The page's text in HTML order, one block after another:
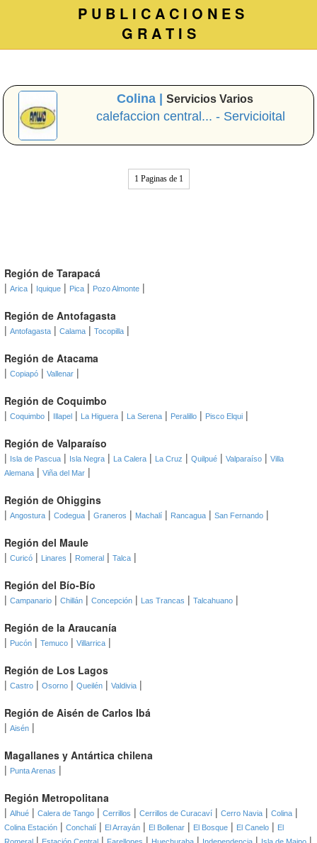
P U B L I C A C I O N E S
G R A T I S
Colina |Servicios Varios
calefaccion central... - Servicioital
1 Paginas de 1
Región de Tarapacá
| Arica | Iquique | Pica | Pozo Almonte |
Región de Antofagasta
| Antofagasta | Calama | Tocopilla |
Región de Atacama
| Copiapó | Vallenar |
Región de Coquimbo
| Coquimbo | Illapel | La Higuera | La Serena | Peralillo | Pisco Elqui |
Región de Valparaíso
|
Isla de Pascua | Isla Negra | La Calera | La Cruz | Quilpué | Valparaíso | Villa
Alemana | Viña del Mar |
Región de Ohiggins
| Angostura | Codegua | Graneros | Machalí | Rancagua | San Fernando |
Región del Maule
| Curicó | Linares | Romeral | Talca |
Región del Bío-Bío
| Campanario | Chillán | Concepción | Las Trancas | Talcahuano |
Región de la Araucanía
| Pucón | Temuco | Villarrica |
Región de Los Lagos
| Castro | Osorno | Queilén | Valdivia |
Región de Aisén de Carlos Ibá
| Aisén |
Magallanes y Antártica chilena
| Punta Arenas |
Región Metropolitana
| Alhué | Calera de Tango | Cerrillos | Cerrillos de Curacaví | Cerro Navia | Colina |
Colina Estación | Conchalí | El Arrayán | El Bollenar | El Bosque | El Canelo | El